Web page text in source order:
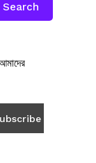
Search